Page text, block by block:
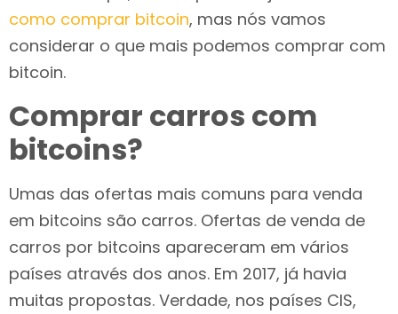
como comprar bitcoin, mas nós vamos
considerar o que mais podemos comprar com
bitcoin.
Comprar carros com
bitcoins?
Umas das ofertas mais comuns para venda
em bitcoins são carros. Ofertas de venda de
carros por bitcoins apareceram em vários
países através dos anos. Em 2017, já havia
muitas propostas. Verdade, nos países CIS,